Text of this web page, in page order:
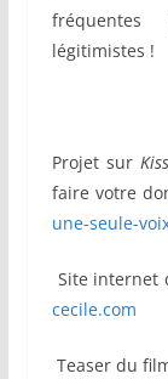
fréquentes
légitimistes !
Projet sur
faire votre
une-seule-
Site internet
cecile.com
Teaser du